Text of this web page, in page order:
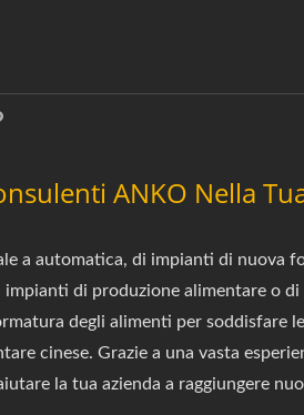
ANKO Nella
a automatica, di impianti di nuova
di produzione alimentare o
degli alimenti per
cinese. Grazie a una vasta
la tua azienda a raggiungere